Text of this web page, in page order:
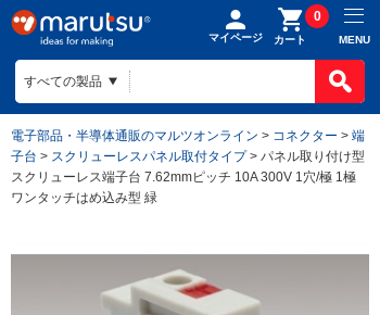
マイページ カート
0
MENU
電子部品・半導体通販のマルツオンライン > コネクター > 端
子台 > スクリューレスパネル取付タイプ> パネル取り付け型
スクリューレス端子台 7.62mmピッチ 10A 300V 1穴/極 1極
ワンタッチはめ込み型 緑